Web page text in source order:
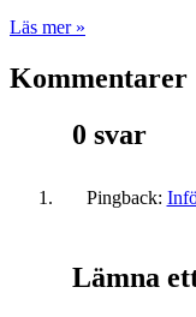
Läs mer »
Kommentarer
0 svar
Pingback:
Lämna